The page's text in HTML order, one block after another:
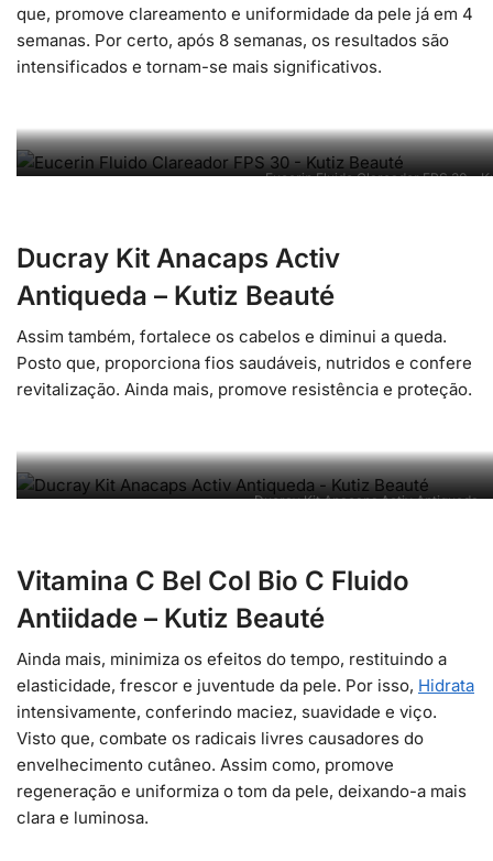
que, promove clareamento e uniformidade da pele já em 4
semanas. Por certo, após 8 semanas, os resultados são
intensificados e tornam-se mais significativos.
Eucerin Fluido Clareador FPS 30 –
Ducray Kit Anacaps Activ
Antiqueda – Kutiz Beauté
Assim também, fortalece os cabelos e diminui a queda.
Posto que, proporciona fios saudáveis, nutridos e confere
revitalização. Ainda mais, promove resistência e proteção.
Ducray Kit Anacaps Activ Antiqueda –
Vitamina C Bel Col Bio C Fluido
Antiidade – Kutiz Beauté
Ainda mais, minimiza os efeitos do tempo, restituindo a
elasticidade, frescor e juventude da pele. Por isso, Hidrata
intensivamente, conferindo maciez, suavidade e viço.
Visto que, combate os radicais livres causadores do
envelhecimento cutâneo. Assim como, promove
regeneração e uniformiza o tom da pele, deixando-a mais
clara e luminosa.